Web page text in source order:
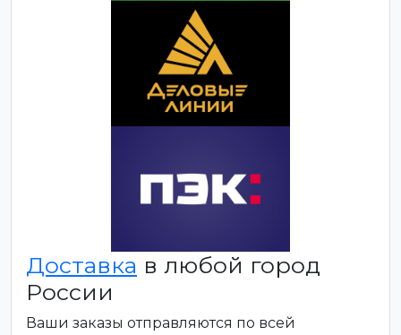
Доставка в любой город
России
Ваши заказы отправляются по всей